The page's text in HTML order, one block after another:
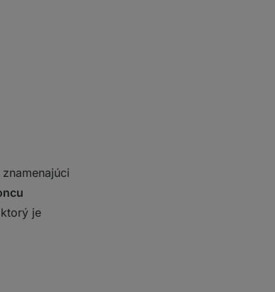
je